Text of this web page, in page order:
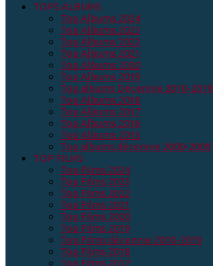
TOPS ALBUMS
Top Albums 2024
Top Albums 2023
Top Albums 2022
Top Albums 2021
Top Albums 2020
Top Albums 2019
Top albums Décennie 2010-2019
Top Albums 2018
Top Albums 2017
Top Albums 2016
Top Albums 2015
Top albums décennie 2000-2009
TOP FILMS
Top Films 2024
Top Films 2023
Top Films 2022
Top Films 2021
Top Films 2020
Top Films 2019
Top Films décennie 2010-2019
Top Films 2018
Top Films 2017